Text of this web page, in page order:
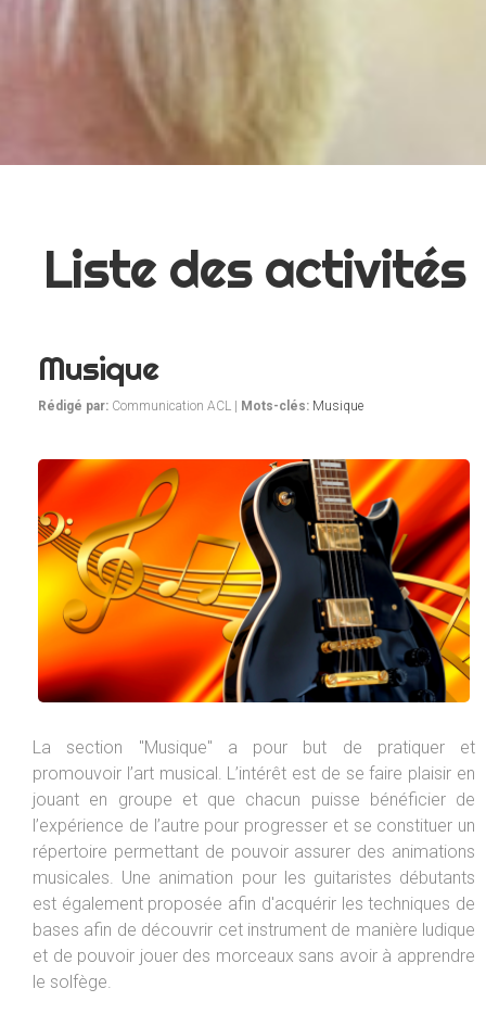
Liste des activités
Musique
Rédigé par: Communication ACL | Mots-clés: Musique
La section "Musique" a pour but de pratiquer et
promouvoir l’art musical. L’intérêt est de se faire plaisir en
jouant en groupe et que chacun puisse bénéficier de
l’expérience de l’autre pour progresser et se constituer un
répertoire permettant de pouvoir assurer des animations
musicales. Une animation pour les guitaristes débutants
est également proposée afin d'acquérir les techniques de
bases afin de découvrir cet instrument de manière ludique
et de pouvoir jouer des morceaux sans avoir à apprendre
le solfège.